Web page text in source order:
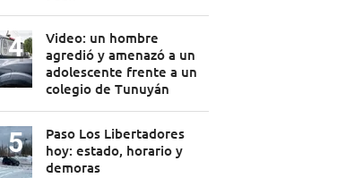
Video: un hombre
agredió y amenazó a un
adolescente frente a un
colegio de Tunuyán
Paso Los Libertadores
hoy: estado, horario y
demoras